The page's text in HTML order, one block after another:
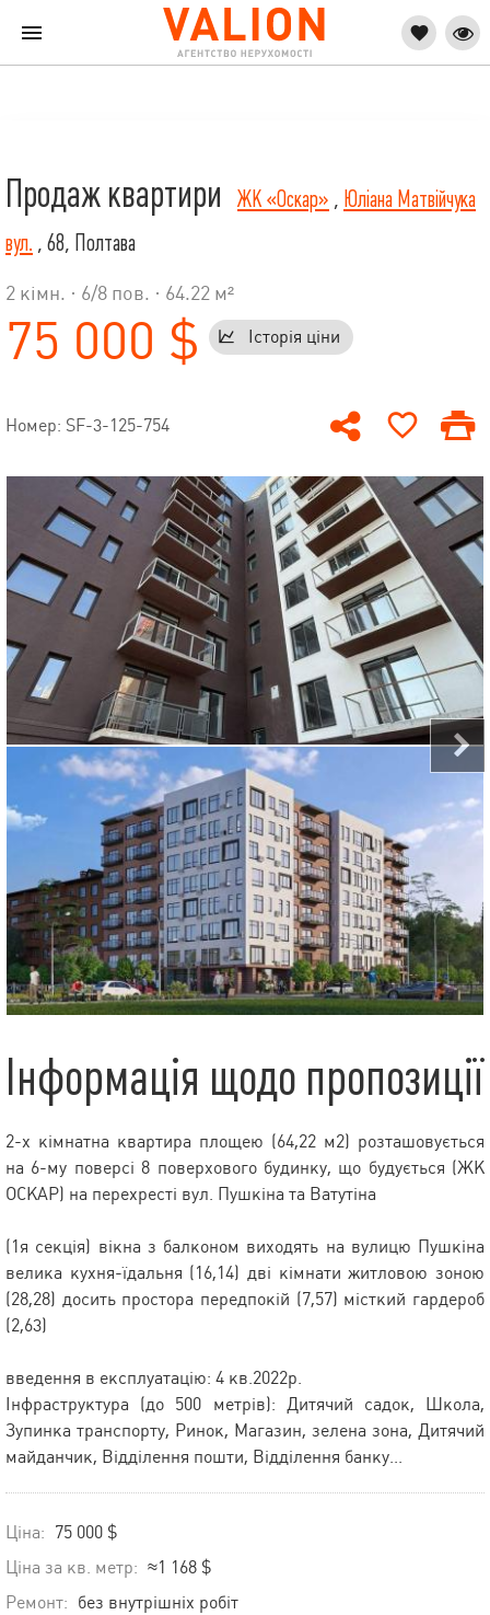
Продаж квартири ЖК «Оскар» , Юліана Матвійчука
вул. , 68, Полтава
2 кімн. · 6/8 пов. · 64.22 м²
75 000 $ Історія ціни
Номер: SF-3-125-754
Інформація щодо пропозиції
2-х кімнатна квартира площею (64,22 м2) розташовується
на 6-му поверсі 8 поверхового будинку, що будується (ЖК
ОСКАР) на перехресті вул. Пушкіна та Ватутіна
(1я секція) вікна з балконом виходять на вулицю Пушкіна
велика кухня-їдальня (16,14) дві кімнати житловою зоною
(28,28) досить простора передпокій (7,57) місткий гардероб
(2,63)
введення в експлуатацію: 4 кв.2022р.
Інфраструктура (до 500 метрів): Дитячий садок, Школа,
Зупинка транспорту, Ринок, Магазин, зелена зона, Дитячий
майданчик, Відділення пошти, Відділення банку...
Ціна: 75 000 $
Ціна за кв. метр: ≈1 168 $
Ремонт: без внутрішніх робіт